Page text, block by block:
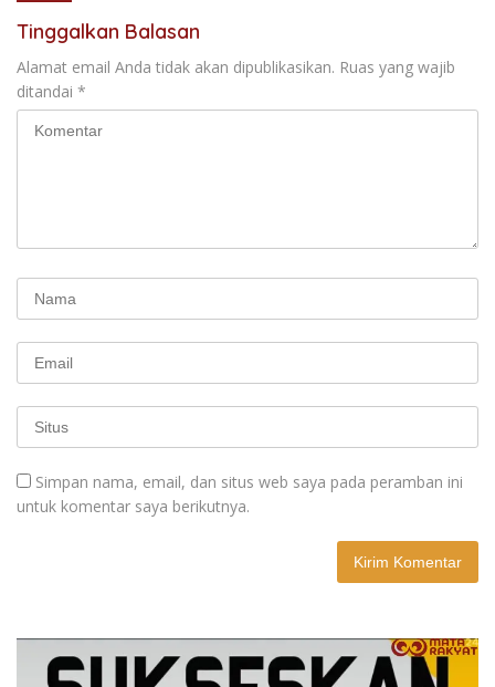
Tinggalkan Balasan
Alamat email Anda tidak akan dipublikasikan. Ruas yang wajib
ditandai *
Simpan nama, email, dan situs web saya pada peramban ini
untuk komentar saya berikutnya.